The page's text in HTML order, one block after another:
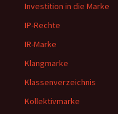
Investition in die Marke
IP-Rechte
IR-Marke
Klangmarke
Klassenverzeichnis
Kollektivmarke